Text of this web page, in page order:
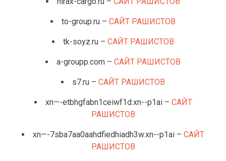
to-group.ru – САЙТ РАШИСТОВ
tk-soyz.ru – САЙТ РАШИСТОВ
a-groupp.com – САЙТ РАШИСТОВ
s7.ru – САЙТ РАШИСТОВ
xn—-etbhgfabn1ceiwf1d.xn--p1ai – САЙТ
РАШИСТОВ
xn—-7sba7aa0aahdfiedhiadh3w.xn--p1ai – САЙТ
РАШИСТОВ